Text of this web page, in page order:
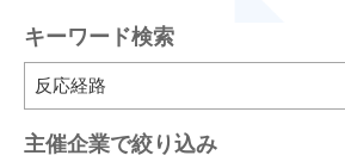
キーワード検索
主催企業で絞り込み